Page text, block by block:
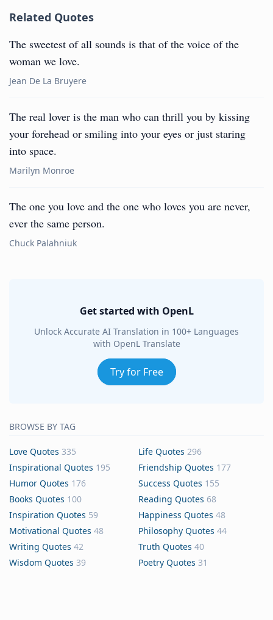
Related Quotes
The sweetest of all sounds is that of the voice of the
woman we love.
Jean De La Bruyere
The real lover is the man who can thrill you by kissing
your forehead or smiling into your eyes or just staring
into space.
Marilyn Monroe
The one you love and the one who loves you are never,
ever the same person.
Chuck Palahniuk
Get started with OpenL
Unlock Accurate AI Translation in 100+ Languages
with OpenL Translate
Try for Free
BROWSE BY TAG
Love Quotes 335 Life Quotes 296
Inspirational Quotes 195 Friendship Quotes 177
Humor Quotes 176 Success Quotes 155
Books Quotes 100 Reading Quotes 68
Inspiration Quotes 59 Happiness Quotes 48
Motivational Quotes 48 Philosophy Quotes 44
Writing Quotes 42 Truth Quotes 40
Wisdom Quotes 39 Poetry Quotes 31